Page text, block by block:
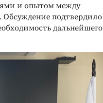
и опытом между
подтвердило
дальнейшего